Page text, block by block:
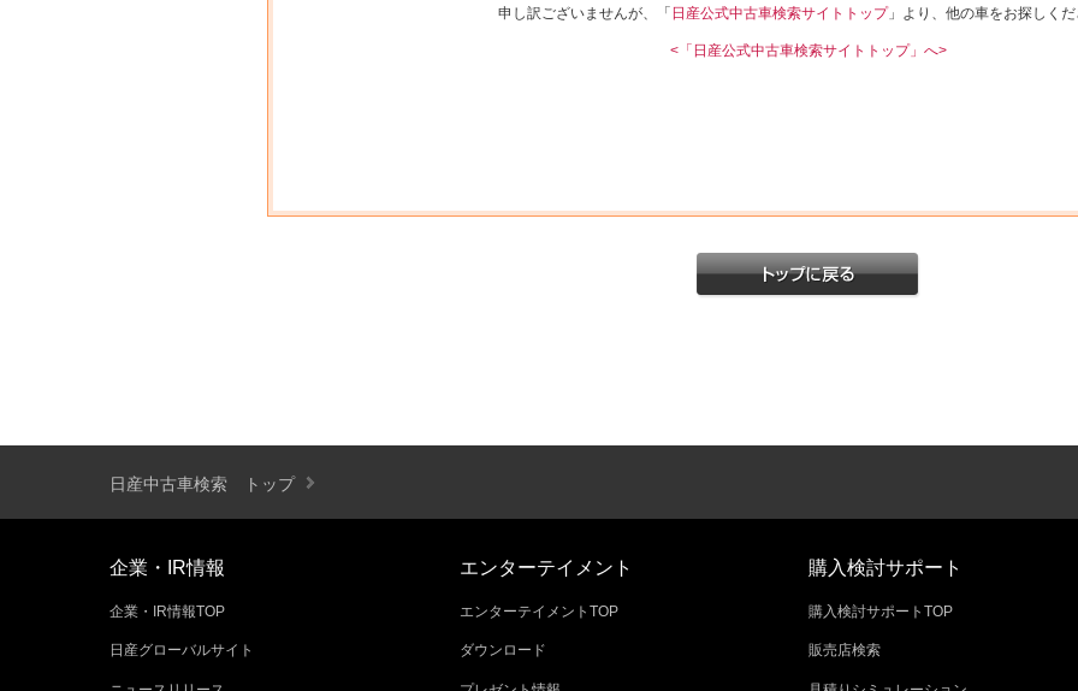
申し訳ございませんが、「 日産公式中古車検索サイトトップ」より、他の車をお探しくだ
<「日産公式中古車検索サイトトップ」へ>
日産中古車検索 トップ
企業・IR情報
企業・IR情報TOP
日産グローバルサイト
エンターテイメント
エンターテイメントTOP
ダウンロード
購入検討サポート
購入検討サポートTOP
販売店検索